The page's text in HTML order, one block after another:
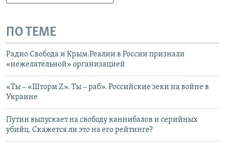
ПО ТЕМЕ
Радио Свобода и Крым.Реалии в России признали
«нежелательной» организацией
«Ты – «Шторм Z». Ты – раб». Российские зеки на войне в
Украине
Путин выпускает на свободу каннибалов и серийных
убийц. Скажется ли это на его рейтинге?